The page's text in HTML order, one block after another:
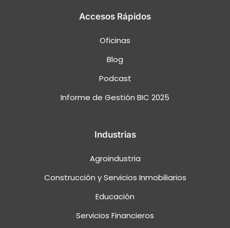
Accesos Rápidos
Oficinas
Blog
Podcast
Informe de Gestión BIC 2025
Industrias
Agroindustria
Construcción y Servicios Inmobiliarios
Educación
Servicios Financieros